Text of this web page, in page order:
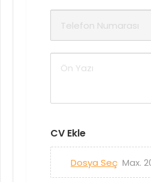
CV Ekle
Dosya Seç Max.